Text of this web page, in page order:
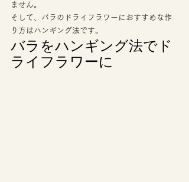
ません。
そして、バラのドライフラワーにおすすめな作
り方はハンギング法です。
バラをハンギング法でド
ライフラワーに